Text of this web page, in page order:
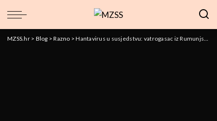
MZSS.hr> Blog >Razno >Hantavirus u susjedstvu: vatrogasac iz Rumunjske hospitaliziran nakon boravka u Srbiji – treba li se Hrvatska zabrinuti?